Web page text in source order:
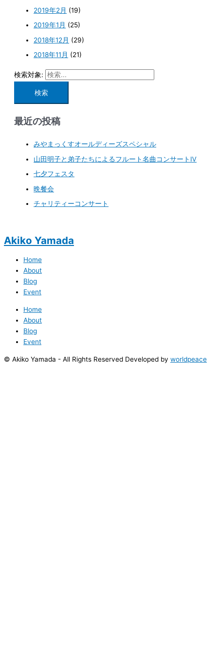
2019年2月 (19)
2019年1月 (25)
2018年12月 (29)
2018年11月 (21)
検索対象:
最近の投稿
みやまっくすオールディーズスペシャル
山田明子と弟子たちによるフルート名曲コンサートⅣ
七夕フェスタ
晩餐会
チャリティーコンサート
Akiko Yamada
Home
About
Blog
Event
Home
About
Blog
Event
© Akiko Yamada - All Rights Reserved Developed by worldpeace